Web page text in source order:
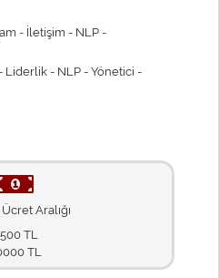
- İletişim - NLP -
Liderlik - NLP - Yönetici -
Aralığı
TL
TL